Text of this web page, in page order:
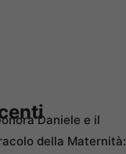
Daniele e il
della Maternità: